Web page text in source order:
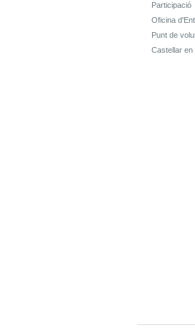
Participació
Oficina
Punt de
Castellar en